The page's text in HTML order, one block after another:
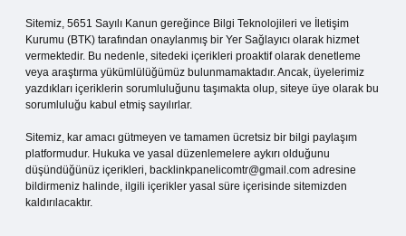
Sitemiz, 5651 Sayılı Kanun gereğince Bilgi Teknolojileri ve İletişim
Kurumu (BTK) tarafından onaylanmış bir Yer Sağlayıcı olarak hizmet
vermektedir. Bu nedenle, sitedeki içerikleri proaktif olarak denetleme
veya araştırma yükümlülüğümüz bulunmamaktadır. Ancak, üyelerimiz
yazdıkları içeriklerin sorumluluğunu taşımakta olup, siteye üye olarak bu
sorumluluğu kabul etmiş sayılırlar.
Sitemiz, kar amacı gütmeyen ve tamamen ücretsiz bir bilgi paylaşım
platformudur. Hukuka ve yasal düzenlemelere aykırı olduğunu
düşündüğünüz içerikleri, backlinkpanelicomtr@gmail.com adresine
bildirmeniz halinde, ilgili içerikler yasal süre içerisinde sitemizden
kaldırılacaktır.